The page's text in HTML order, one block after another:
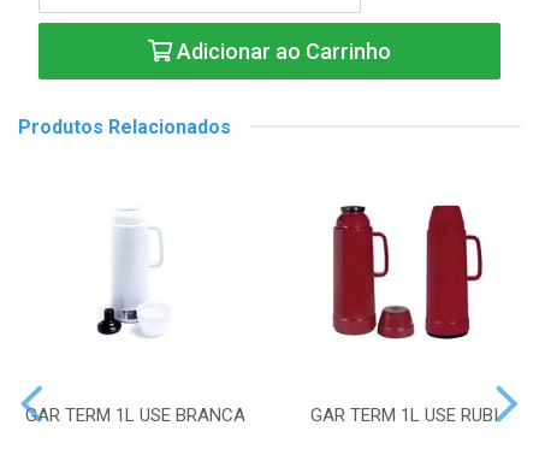
Adicionar ao Carrinho
Produtos Relacionados
GAR TERM 1L USE BRANCA GAR TERM 1L USE RUBI